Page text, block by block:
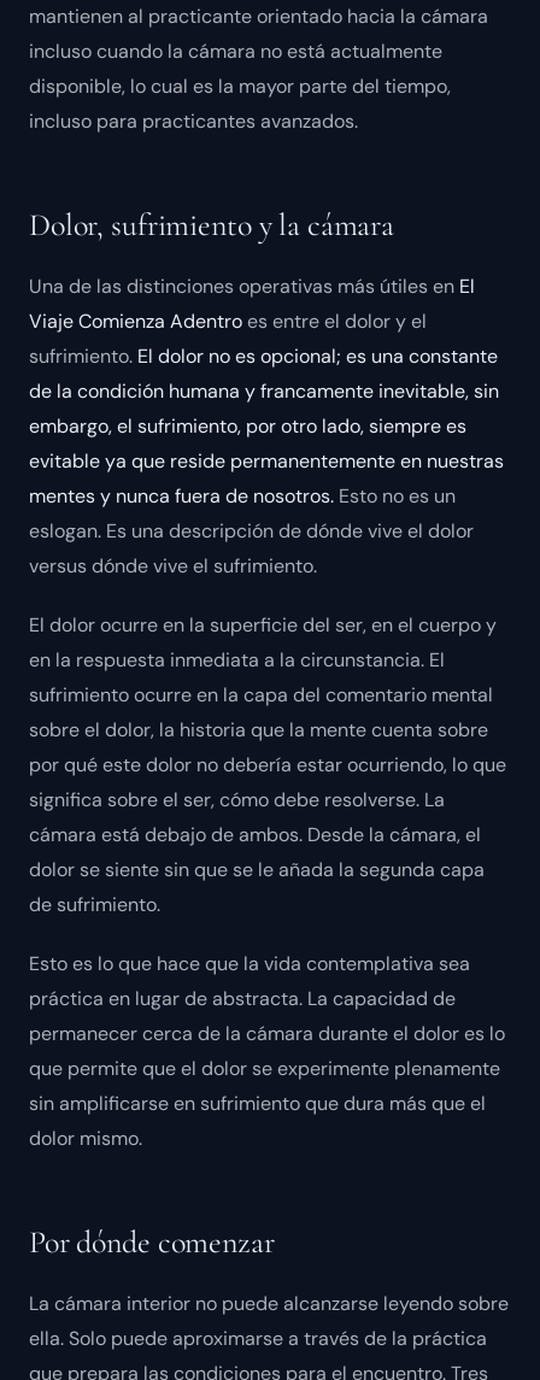
mantienen al practicante orientado hacia la cámara
incluso cuando la cámara no está actualmente
disponible, lo cual es la mayor parte del tiempo,
incluso para practicantes avanzados.
Dolor, sufrimiento y la cámara
Una de las distinciones operativas más útiles en El
Viaje Comienza Adentroes entre el dolor y el
sufrimiento. El dolor no es opcional; es una constante
de la condición humana y francamente inevitable, sin
embargo, el sufrimiento, por otro lado, siempre es
evitable ya que reside permanentemente en nuestras
mentes y nunca fuera de nosotros. Esto no es un
eslogan. Es una descripción de dónde vive el dolor
versus dónde vive el sufrimiento.
El dolor ocurre en la superficie del ser, en el cuerpo y
en la respuesta inmediata a la circunstancia. El
sufrimiento ocurre en la capa del comentario mental
sobre el dolor, la historia que la mente cuenta sobre
por qué este dolor no debería estar ocurriendo, lo que
significa sobre el ser, cómo debe resolverse. La
cámara está debajo de ambos. Desde la cámara, el
dolor se siente sin que se le añada la segunda capa
de sufrimiento.
Esto es lo que hace que la vida contemplativa sea
práctica en lugar de abstracta. La capacidad de
permanecer cerca de la cámara durante el dolor es lo
que permite que el dolor se experimente plenamente
sin amplificarse en sufrimiento que dura más que el
dolor mismo.
Por dónde comenzar
La cámara interior no puede alcanzarse leyendo sobre
ella. Solo puede aproximarse a través de la práctica
que prepara las condiciones para el encuentro. Tres